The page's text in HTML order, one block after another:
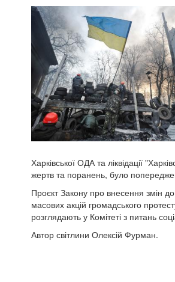
Харківської ОДА та ліквідації
жертв та поранень, було
Проєкт Закону про внесення змін
масових акцій громадського
розглядають у Комітеті з питань
Автор світлини Олексій Фурман.